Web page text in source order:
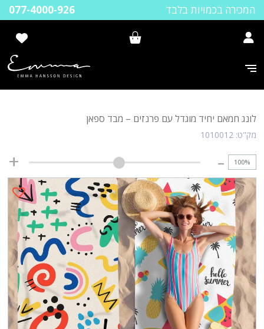
077-4000-926 המכירה בכמויות בלבד
לונג חמאם יחיד מוגדל עם פרנזים – מבד ספאן
מק"ט:1010012
100%